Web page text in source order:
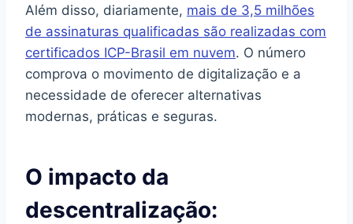
Além disso, diariamente, mais de 3,5 milhões
de assinaturas qualificadas são realizadas com
certificados ICP-Brasil em nuvem. O número
comprova o movimento de digitalização e a
necessidade de oferecer alternativas
modernas, práticas e seguras.
O impacto da
descentralização: